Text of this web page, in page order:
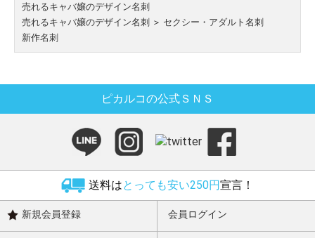
売れるキャバ嬢のデザイン名刺
売れるキャバ嬢のデザイン名刺 ＞ セクシー・アダルト名刺
新作名刺
ピカルコの公式ＳＮＳ
送料はとっても安い250円宣言！
新規会員登録 会員ログイン